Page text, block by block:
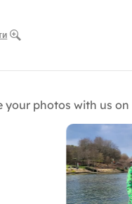
your photos with us on